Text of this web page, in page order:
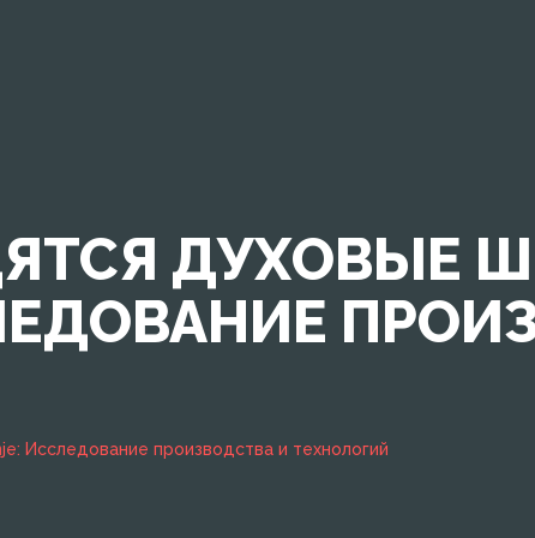
ДУХОВЫЕ
Исследование производства и технологий